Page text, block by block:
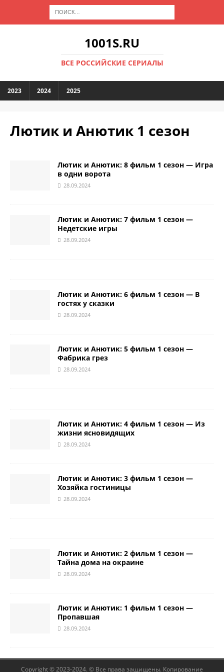
1001S.RU
ВСЕ РОССИЙСКИЕ СЕРИАЛЫ
2023 2024 2025
Лютик и Анютик 1 сезон
Лютик и Анютик: 8 фильм 1 сезон — Игра
в одни ворота
28.09.2024
Лютик и Анютик: 7 фильм 1 сезон —
Недетские игры
28.09.2024
Лютик и Анютик: 6 фильм 1 сезон — В
гостях у сказки
28.09.2024
Лютик и Анютик: 5 фильм 1 сезон —
Фабрика грез
28.09.2024
Лютик и Анютик: 4 фильм 1 сезон — Из
жизни ясновидящих
28.09.2024
Лютик и Анютик: 3 фильм 1 сезон —
Хозяйка гостиницы
28.09.2024
Лютик и Анютик: 2 фильм 1 сезон —
Тайна дома на окраине
28.09.2024
Лютик и Анютик: 1 фильм 1 сезон —
Пропавшая
28.09.2024
Copyright © 2023-2024. © Все права защищены. Копирование